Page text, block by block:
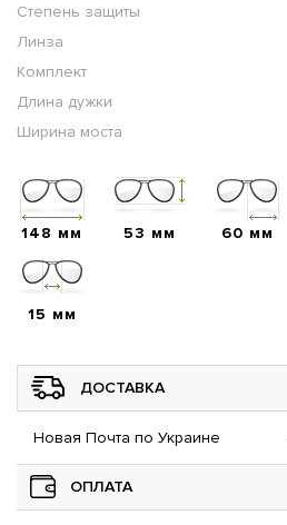
Степень защиты
Линза
Комплект
Длина дужки
Ширина моста
148 мм 53 мм 60 мм
15 мм
ДОСТАВКА
Новая Почта по Украине
ОПЛАТА